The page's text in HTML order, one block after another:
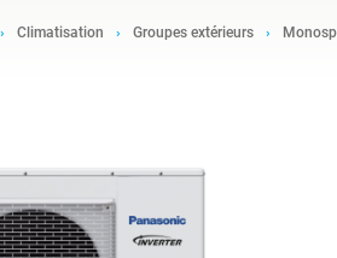
Climatisation Groupes extérieurs